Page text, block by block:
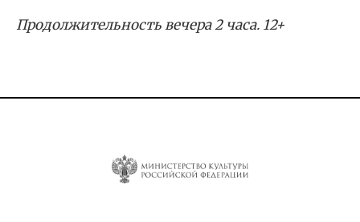
Продолжительность вечера 2 часа. 12+